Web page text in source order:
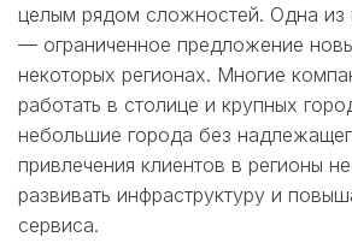
целым рядом сложностей. Одна из
— ограниченное предложение
некоторых регионах. Многие
работать в столице и крупных
небольшие города без
привлечения клиентов в регионы
развивать инфраструктуру и
сервиса.